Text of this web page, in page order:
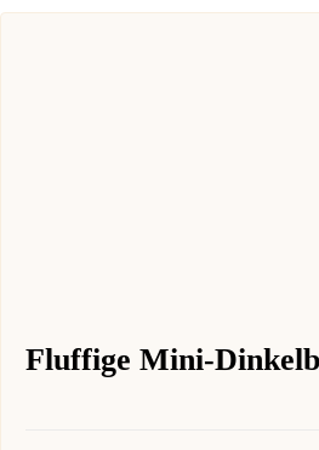
Fluffige Mini-